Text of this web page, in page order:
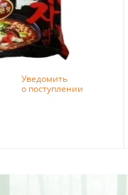
Уведомить
о поступлении